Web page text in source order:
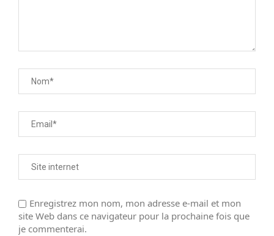
Enregistrez mon nom, mon adresse e-mail et mon
site Web dans ce navigateur pour la prochaine fois que
je commenterai.